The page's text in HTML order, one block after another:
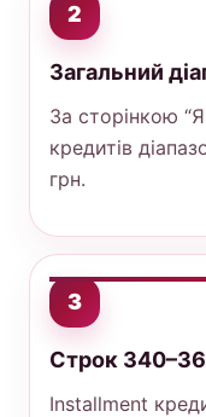
2
Загальний
За сторінкою
кредитів
грн.
3
Строк
Installment